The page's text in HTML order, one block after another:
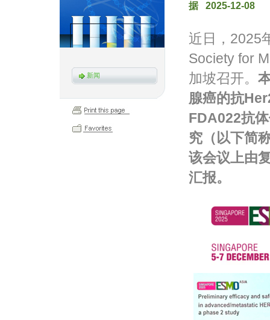
新闻
据 2025-12-08
近日，2025
Society for
加坡召开。
腺癌的抗
FDA022抗
究（以下简
该会议上由
汇报。